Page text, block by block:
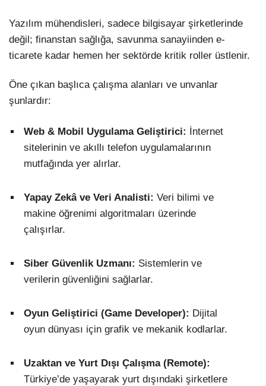
Yazılım mühendisleri, sadece bilgisayar şirketlerinde
değil; finanstan sağlığa, savunma sanayiinden e-
ticarete kadar hemen her sektörde kritik roller üstlenir.
Öne çıkan başlıca çalışma alanları ve unvanlar
şunlardır:
Web & Mobil Uygulama Geliştirici: İnternet
sitelerinin ve akıllı telefon uygulamalarının
mutfağında yer alırlar.
Yapay Zekâ ve Veri Analisti: Veri bilimi ve
makine öğrenimi algoritmaları üzerinde
çalışırlar.
Siber Güvenlik Uzmanı: Sistemlerin ve
verilerin güvenliğini sağlarlar.
Oyun Geliştirici (Game Developer): Dijital
oyun dünyası için grafik ve mekanik kodlarlar.
Uzaktan ve Yurt Dışı Çalışma (Remote):
Türkiye’de yaşayarak yurt dışındaki şirketlere